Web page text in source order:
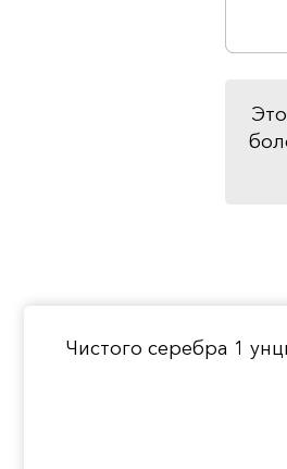
Чистого серебра 1